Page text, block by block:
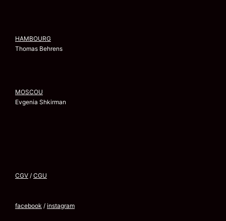
HAMBOURG
Thomas Behrens
MOSCOU
Evgenia Shkirman
CGV / CGU
facebook / instagram